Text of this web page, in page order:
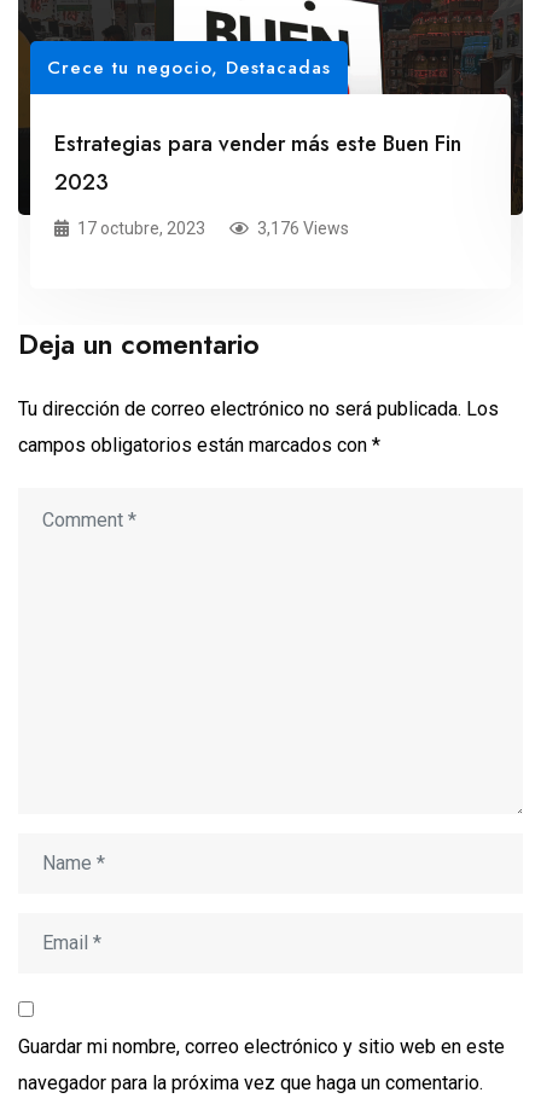
Crece tu negocio, Destacadas
Estrategias para vender más este Buen Fin
2023
17 octubre, 2023 3,176 Views
Deja un comentario
Tu dirección de correo electrónico no será publicada. Los
campos obligatorios están marcados con *
Guardar mi nombre, correo electrónico y sitio web en este
navegador para la próxima vez que haga un comentario.